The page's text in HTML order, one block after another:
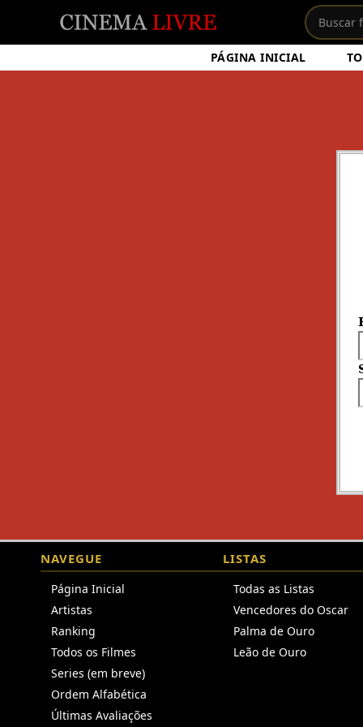
PÁGINA INICIAL
NAVEGUE
Página Inicial
Artistas
Ranking
Todos os Filmes
Series (em breve)
Ordem Alfabética
Últimas Avaliações
LISTAS
Todas as Listas
Vencedores do Oscar
Palma de Ouro
Leão de Ouro